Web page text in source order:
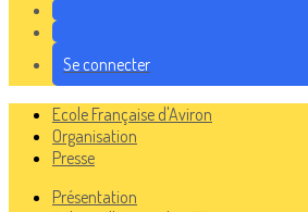
Se connecter
Ecole Française d'Aviron
Organisation
Presse
Présentation